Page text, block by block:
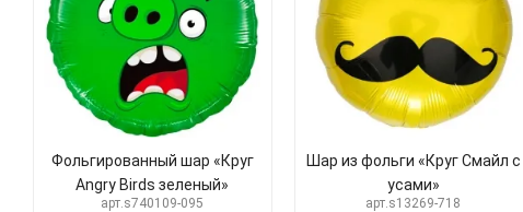
Фольгированный шар «Круг
Angry Birds зеленый»
арт.s740109-095
Шар из фольги «Круг Смайл с
усами»
арт.s13269-718